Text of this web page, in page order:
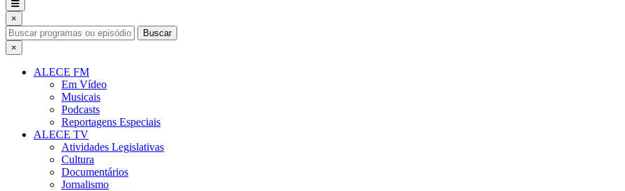
×
Buscar
×
ALECE FM
Em Vídeo
Musicais
Podcasts
Reportagens Especiais
ALECE TV
Atividades Legislativas
Cultura
Documentários
Jornalismo